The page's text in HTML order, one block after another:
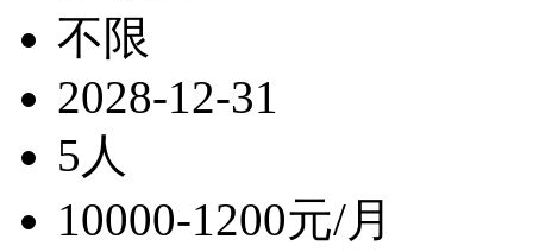
不限
2028-12-31
5人
10000-1200元/月